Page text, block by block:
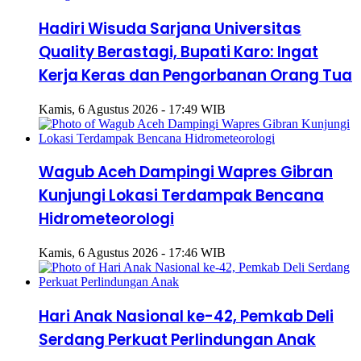
Hadiri Wisuda Sarjana Universitas
Quality Berastagi, Bupati Karo: Ingat
Kerja Keras dan Pengorbanan Orang Tua
Kamis, 6 Agustus 2026 - 17:49 WIB
Wagub Aceh Dampingi Wapres Gibran
Kunjungi Lokasi Terdampak Bencana
Hidrometeorologi
Kamis, 6 Agustus 2026 - 17:46 WIB
Hari Anak Nasional ke-42, Pemkab Deli
Serdang Perkuat Perlindungan Anak